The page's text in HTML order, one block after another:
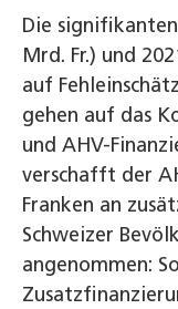
Die
Mrd. Fr.) und
auf
gehen auf das
und AHV-
verschafft der
Franken an
Schweizer
angenommen: